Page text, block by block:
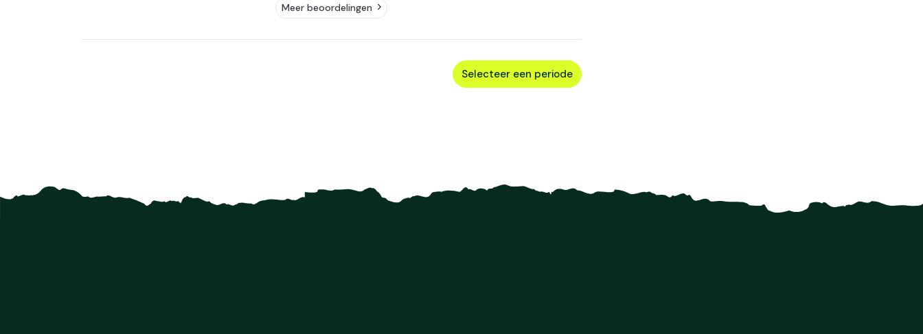
Meer beoordelingen
Selecteer een periode